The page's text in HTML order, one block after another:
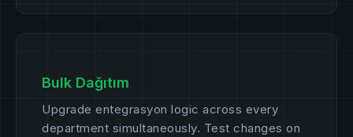
Bulk Dağıtım
Upgrade entegrasyon logic across every
department simultaneously. Test changes on